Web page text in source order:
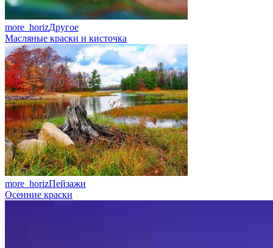
more_horizДругое
Масляные краски и кисточка
more_horizПейзажи
Осенние краски